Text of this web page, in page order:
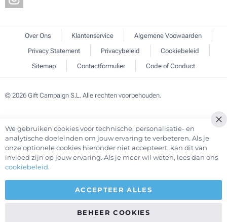
Over Ons Klantenservice
Algemene Voowaarden
Privacy Statement
Privacybeleid
Cookiebeleid
Sitemap
Contactformulier Code of Conduct
© 2026 Gift Campaign S.L. Alle rechten voorbehouden.
We gebruiken cookies voor technische, personalisatie- en
analytische doeleinden om jouw ervaring te verbeteren. Als je
onze optionele cookies hieronder niet accepteert, kan dit van
invloed zijn op jouw ervaring. Als je meer wil weten, lees dan ons
cookiebeleid.
ACCEPTEER ALLES
BEHEER COOKIES